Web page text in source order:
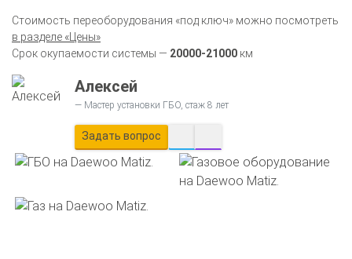
Стоимость переоборудования «под ключ» можно посмотреть
в разделе «Цены»
Срок окупаемости системы — 20000-21000 км
Алексей
Мастер установки ГБО, стаж 8 лет
Задать вопрос